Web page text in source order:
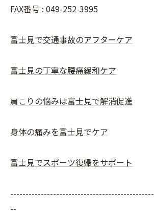
FAX番号 : 049-252-3995
富士見で交通事故のアフターケア
富士見の丁寧な腰痛緩和ケア
肩こりの悩みは富士見で解消促進
身体の痛みを富士見でケア
富士見でスポーツ復帰をサポート
--